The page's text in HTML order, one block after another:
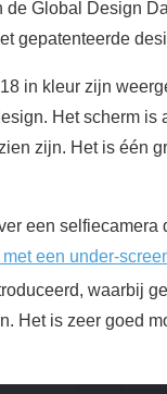
Global Design
gepatenteerde
in kleur zijn
Het scherm is
zijn. Het is één
een selfiecamera
een under-
waarbij
Het is zeer goed